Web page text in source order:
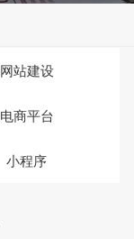
网站建设
电商平台
小程序